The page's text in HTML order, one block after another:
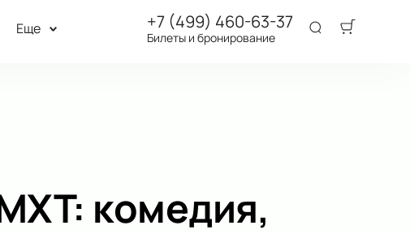
Еще +7 (499) 460-63-37
Билеты и бронирование
комедия,